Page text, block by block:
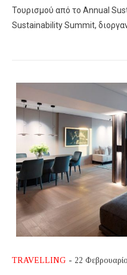
Τουρισμού από το Annual
Sustainability Summit,
TRAVELLING - 22